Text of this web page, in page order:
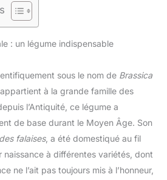
: un légume indispensable
sous le nom de Brassica
à la grande famille des
l’Antiquité, ce légume a
de base durant le Moyen Âge. Son
falaises, a été domestiqué au fil
naissance à différentes variétés, dont
ne l’ait pas toujours mis à l’honneur,